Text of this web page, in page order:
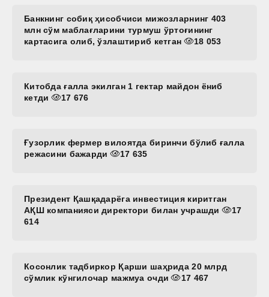
Банкнинг собиқ ҳисобчиси мижозларнинг 403
млн сўм маблағларини турмуш ўртоғининг
картасига олиб, ўзлаштириб кетган
18 053
Китобда ғалла экилган 1 гектар майдон ёниб
кетди
17 676
Ғузорлик фермер вилоятда биринчи бўлиб ғалла
режасини бажарди
17 635
Президент Қашқадарёга инвестиция киритган
АҚШ компанияси директори билан учрашди
17
614
Косонлик тадбиркор Қарши шаҳрида 20 млрд
сўмлик кўнгилочар мажмуа очди
17 467